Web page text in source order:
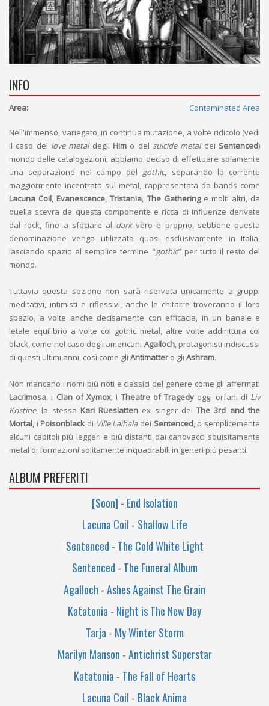
INFO
Area: Contaminated Area
Nell'immenso, variegato, in continua mutazione, a volte ridicolo (vedi
il caso del love metaldegli Him o del suicide metaldei Sentenced)
mondo delle catalogazioni, abbiamo deciso di effettuare solamente
una separazione nel campo del gothic, separando la corrente
maggiormente incentrata sul metal, rappresentata da bands come
Lacuna Coil, Evanescence,Tristania, The Gatheringe molti altri, da
quella scevra da questa componente e ricca di influenze derivate
dal rock, fino a sfociare al darkvero e proprio, sebbene questa
denominazione venga utilizzata quasi esclusivamente in Italia,
lasciando spazio al semplice termine "gothic" per tutto il resto del
mondo.
Tuttavia questa sezione non sarà riservata unicamente a gruppi
meditativi, intimisti e riflessivi, anche le chitarre troveranno il loro
spazio, a volte anche decisamente con efficacia, in un banale e
letale equilibrio a volte col gothic metal, altre volte addirittura col
black, come nel caso degli americani Agalloch, protagonisti indiscussi
di questi ultimi anni, così come gli Antimattero gli Ashram.
Non mancano i nomi più noti e classici del genere come gli affermati
Lacrimosa, i Clan of Xymox, i Theatre of Tragedy oggi orfani di Liv
Kristine, la stessa Kari Rueslatten ex singer deiThe 3rd and the
Mortal, i Poisonblack di Ville Laihaladei Sentenced, o semplicemente
alcuni capitoli più leggeri e più distanti dai canovacci squisitamente
metal di formazioni solitamente inquadrabili in generi più pesanti.
ALBUM PREFERITI
[Soon] - End Isolation
Lacuna Coil - Shallow Life
Sentenced - The Cold White Light
Sentenced - The Funeral Album
Agalloch -Ashes Against The Grain
Katatonia - Night is The New Day
Tarja - My Winter Storm
Marilyn Manson -Antichrist Superstar
Katatonia - The Fall of Hearts
Lacuna Coil - Black Anima